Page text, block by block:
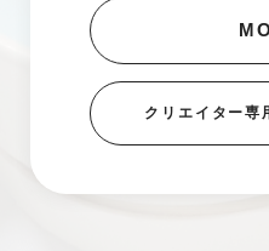
クリエイター専